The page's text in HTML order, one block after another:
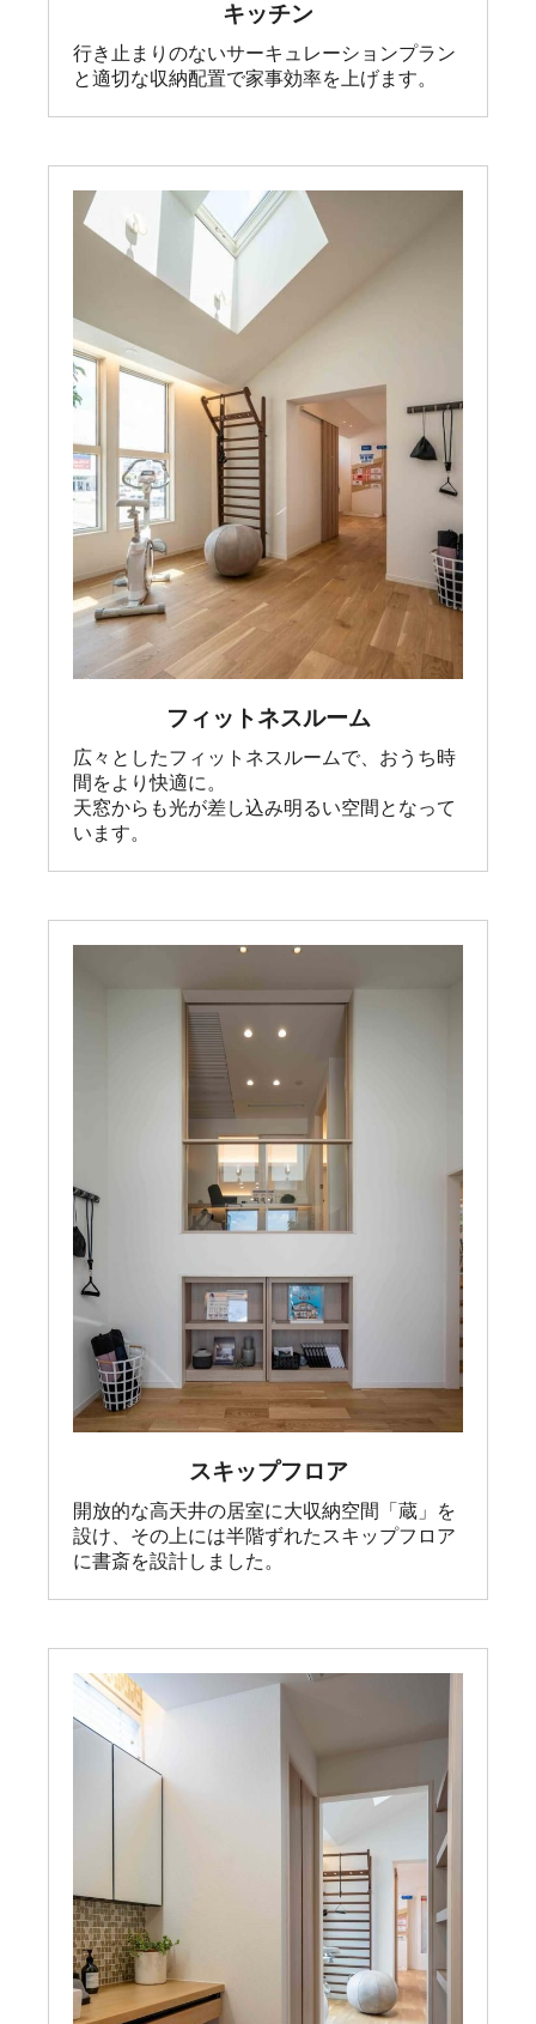
キッチン
行き止まりのないサーキュレーションプラン
と適切な収納配置で家事効率を上げます。
フィットネスルーム
広々としたフィットネスルームで、おうち時
間をより快適に。
天窓からも光が差し込み明るい空間となって
います。
スキップフロア
開放的な高天井の居室に大収納空間「蔵」を
設け、その上には半階ずれたスキップフロア
に書斎を設計しました。